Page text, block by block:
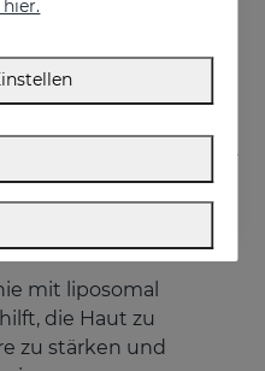
mit liposomal
die Haut zu
zu stärken und
hier.